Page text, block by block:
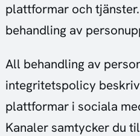
plattformar och
behandling av
All behandling av
integritetspolicy
plattformar i sociala
Kanaler samtycker du